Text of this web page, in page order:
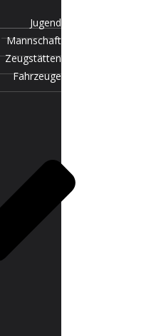
Jugend
Mannschaft
Zeugstätten
Fahrzeuge